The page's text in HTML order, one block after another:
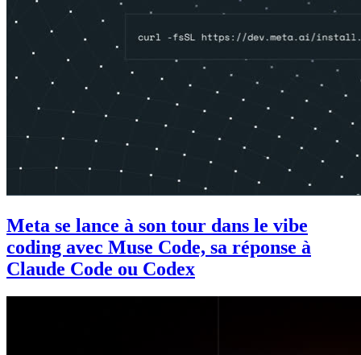
Meta se lance à son tour dans le vibe
coding avec Muse Code, sa réponse à
Claude Code ou Codex